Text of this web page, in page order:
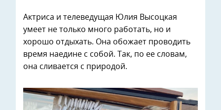
Актриса и телеведущая Юлия Высоцкая
умеет не только много работать, но и
хорошо отдыхать. Она обожает проводить
время наедине с собой. Так, по ее словам,
она сливается с природой.